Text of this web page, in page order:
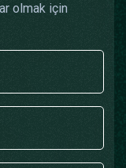
olmak için